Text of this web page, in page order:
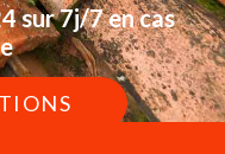
sur 7j/7 en cas